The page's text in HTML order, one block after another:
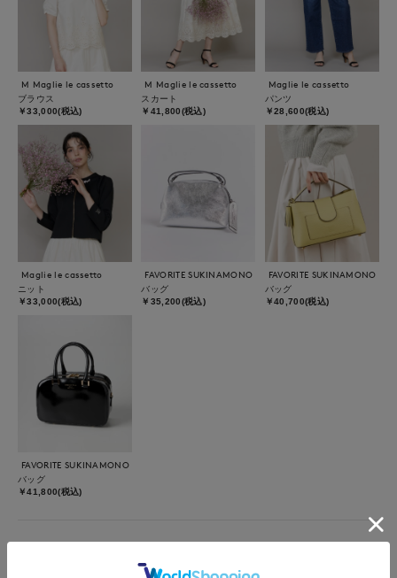
M Maglie le cassetto
ブラウス
￥33,000(税込)
M Maglie le cassetto
スカート
￥41,800(税込)
Maglie le cassetto
パンツ
￥28,600(税込)
Maglie le cassetto
ニット
￥33,000(税込)
FAVORITE SUKINAMONO
バッグ
￥35,200(税込)
FAVORITE SUKINAMONO
バッグ
￥40,700(税込)
FAVORITE SUKINAMONO
バッグ
￥41,800(税込)